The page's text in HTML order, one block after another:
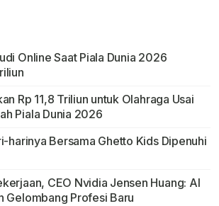
Online Saat Piala Dunia 2026
Rp 11,8 Triliun untuk Olahraga Usai
Piala Dunia 2026
harinya Bersama Ghetto Kids Dipenuhi
CEO Nvidia Jensen Huang: AI
Gelombang Profesi Baru